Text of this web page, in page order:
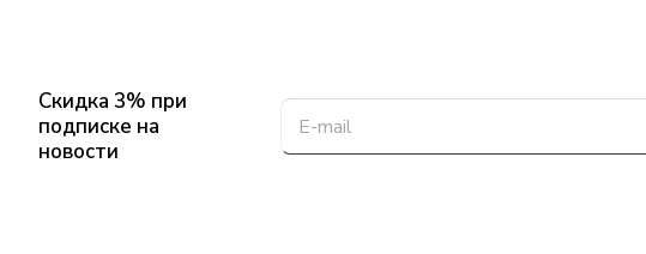
Скидка 3% при
подписке на
новости